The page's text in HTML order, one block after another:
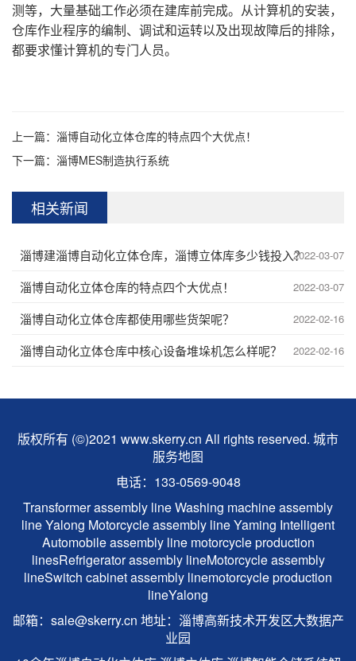
测等，大量基础工作必须在建库前完成。从计算机的安装，
仓库作业程序的编制、调试和运转以及出现故障后的排除，
都要求懂计算机的专门人员。
上一篇： 淄博自动化立体仓库的特点四个大优点！
下一篇： 淄博MES制造执行系统
相关新闻
淄博建淄博自动化立体仓库，淄博立体库多少钱投入？2022-03-07
淄博自动化立体仓库的特点四个大优点！ 2022-03-07
淄博自动化立体仓库都使用哪些货架呢？ 2022-02-16
淄博自动化立体仓库中核心设备堆垛机怎么样呢？ 2022-02-16
版权所有 (©)2021 www.skerry.cn All rights reserved. 城市
服务地图
电话：133-0569-9048
Transformer assembly lineWashing machine assembly
lineYalong Motorcycle assembly lineYaming Intelligent
Automobile assembly line motorcycle production
linesRefrigerator assembly lineMotorcycle assembly
lineSwitch cabinet assembly linemotorcycle production
lineYalong
邮箱：sale@skerry.cn 地址：淄博高新技术开发区大数据产
业园